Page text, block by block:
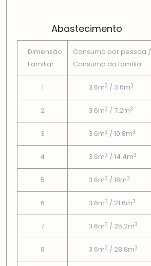
Abastecimento
Dimensão
Familiar
Consumo por pessoa /
Consumo da famí­lia
1 3.6m3 / 3.6m3
2 3.6m3 / 7.2m3
3 3.6m3 / 10.8m3
4 3.6m3 / 14.4m3
5 3.6m3 / 18m3
6 3.6m3 / 21.6m3
7 3.6m3 / 25.2m3
8 3.6m3 / 28.8m3